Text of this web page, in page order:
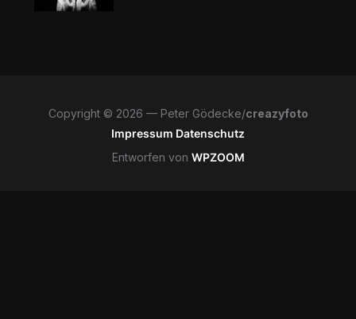
Copyright © 2026 — Peter Gödecke/creazyfoto
Impressum Datenschutz
Entworfen von WPZOOM